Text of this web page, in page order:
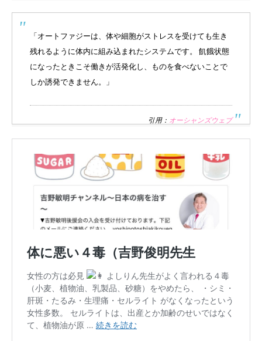
「オートファジーは、体や細胞がストレスを受けても生き
残れるように体内に組み込まれたシステムです。 飢餓状態
になったときこそ働きが活発化し、ものを食べないことで
しか誘発できません。」
引用： オーシャンズウェブ